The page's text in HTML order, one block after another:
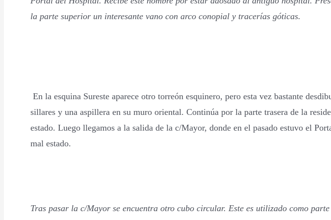
la parte superior un interesante vano con arco conopial y tracerías góticas.
En la esquina Sureste aparece otro torreón esquinero, pero esta vez bastante
sillares y una aspillera en su muro oriental. Continúa por la parte trasera de la
estado. Luego llegamos a la salida de la c/Mayor, donde en el pasado estuvo el
mal estado.
Tras pasar la c/Mayor se encuentra otro cubo circular. Este es utilizado como